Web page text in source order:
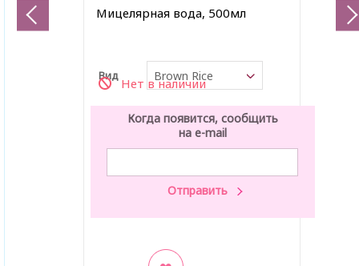
Мицелярная вода, 500мл
Вид Brown Rice
Нет в наличии
Когда появится, сообщить
на e-mail